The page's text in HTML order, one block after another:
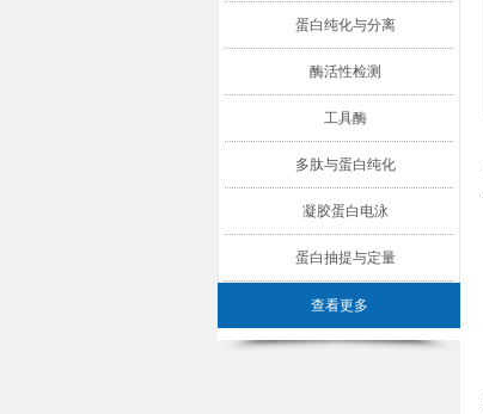
蛋白纯化与分离
酶活性检测
工具酶
多肽与蛋白纯化
凝胶蛋白电泳
蛋白抽提与定量
查看更多